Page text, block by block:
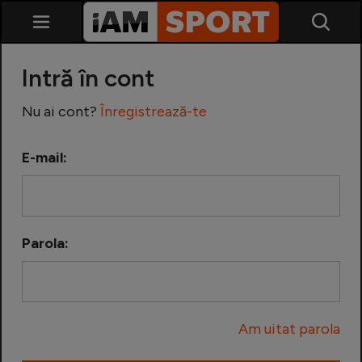
Echipa Națională
Intră în cont
Nu ai cont? Înregistrează-te
E-mail:
Parola:
Am uitat parola